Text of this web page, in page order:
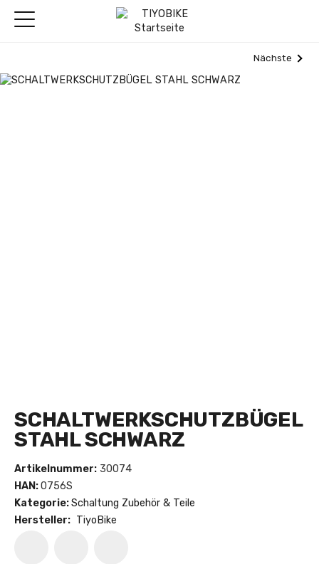
Nächste
SCHALTWERKSCHUTZBÜGEL
STAHL SCHWARZ
Artikelnummer: 30074
HAN:0756S
Kategorie:Schaltung Zubehör & Teile
Hersteller: TiyoBike